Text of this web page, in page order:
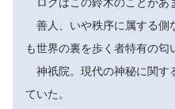
善人、いや秩序に属する
も世界の裏を歩く者特有の匂
神祇院。現代の神秘に関
ていた。